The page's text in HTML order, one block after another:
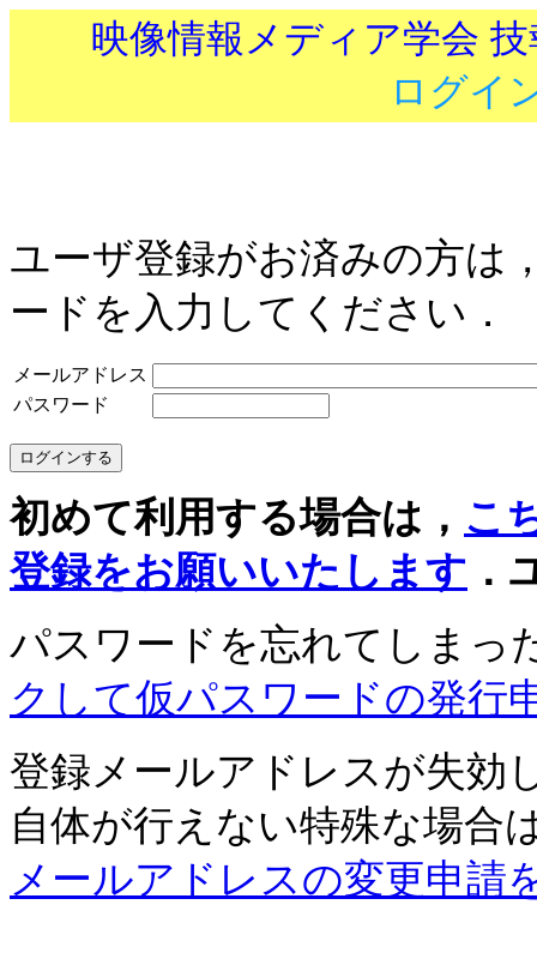
映像情報メディア学会
ログイ
ユーザ登録がお済みの方は
ードを入力してください．
メールアドレス
パスワード
初めて利用する場合は， こ
登録をお願いいたします ．
パスワードを忘れてしまっ
クして仮パスワードの発行
登録メールアドレスが失効
自体が行えない特殊な場合
メールアドレスの変更申請